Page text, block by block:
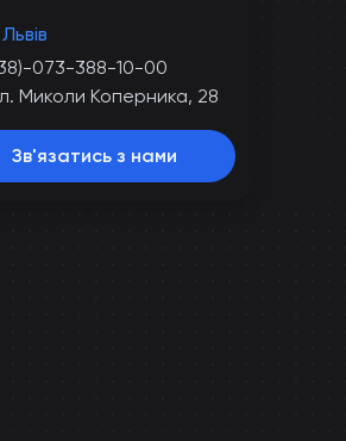
073-388-10-00
Миколи Коперника, 28
Зв'язатись з нами